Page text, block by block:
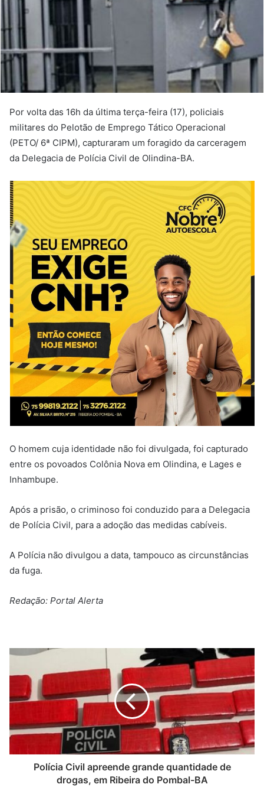
Por volta das 16h da última terça-feira (17), policiais
militares do Pelotão de Emprego Tático Operacional
(PETO/ 6ª CIPM), capturaram um foragido da carceragem
da Delegacia de Polícia Civil de Olindina-BA.
O homem cuja identidade não foi divulgada, foi capturado
entre os povoados Colônia Nova em Olindina, e Lages e
Inhambupe.
Após a prisão, o criminoso foi conduzido para a Delegacia
de Polícia Civil, para a adoção das medidas cabíveis.
A Polícia não divulgou a data, tampouco as circunstâncias
da fuga.
Redação: Portal Alerta
Polícia Civil apreende grande quantidade de
drogas, em Ribeira do Pombal-BA